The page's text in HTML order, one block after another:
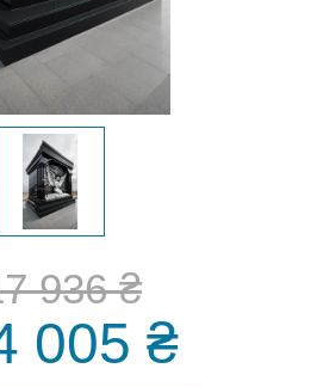
936 ₴
005 ₴